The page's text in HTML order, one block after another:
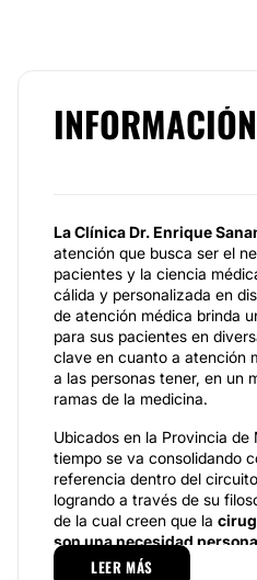
INFORMACIÓN
La Clínica Dr. Enrique
atención que busca ser el
pacientes y la ciencia
cálida y personalizada en
de atención médica brinda
para sus pacientes en
clave en cuanto a atención
a las personas tener, en un
ramas de la medicina.
Ubicados en la Provincia
tiempo se va consolidando
referencia dentro del
logrando a través de su
de la cual creen que la
son una necesidad
la medicina favorecen de
LEER MÁS